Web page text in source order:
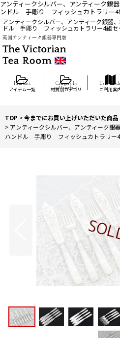
アンティークシルバー、アンティーク
ンドル 手彫り フィッシュカトラリー4
アンティークシルバー、アンティーク銀
ドル 手彫り フィッシュカトラリー4組セ
英国アンティーク銀器専門店
アイテム一覧 材質別カテゴリ ご利用案
TOP >今までにお買い上げいただいた商品
> アンティークシルバー、アンティーク
ハンドル 手彫り フィッシュカトラリー